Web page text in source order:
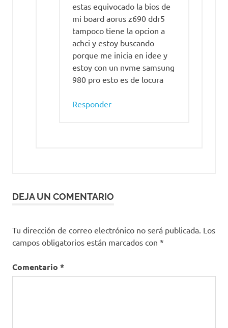
estas equivocado la bios de
mi board aorus z690 ddr5
tampoco tiene la opcion a
achci y estoy buscando
porque me inicia en idee y
estoy con un nvme samsung
980 pro esto es de locura
Responder
DEJA UN COMENTARIO
Tu dirección de correo electrónico no será publicada. Los
campos obligatorios están marcados con *
Comentario *